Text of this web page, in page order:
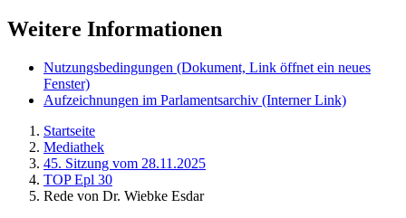
Weitere Informationen
Nutzungsbedingungen (Dokument, Link öffnet ein neues
Fenster)
Aufzeichnungen im Parlamentsarchiv (Interner Link)
Startseite
Mediathek
45. Sitzung vom 28.11.2025
TOP Epl 30
Rede von Dr. Wiebke Esdar